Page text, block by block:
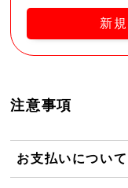
新
注意事項
お支払いについて